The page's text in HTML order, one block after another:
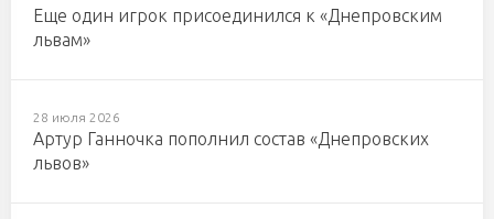
Еще один игрок присоединился к «Днепровским
львам»
28 июля 2026
Артур Ганночка пополнил состав «Днепровских
львов»